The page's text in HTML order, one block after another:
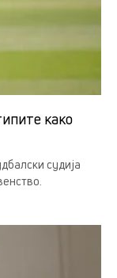
како
судија